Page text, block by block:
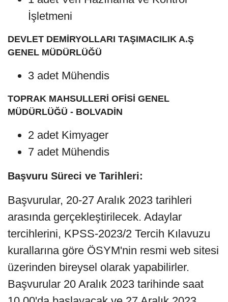
İşletmeni
DEVLET DEMİRYOLLARI TAŞIMACILIK A.Ş
GENEL MÜDÜRLÜĞÜ
3 adet Mühendis
TOPRAK MAHSULLERİ OFİSİ GENEL
MÜDÜRLÜĞÜ - BOLVADİN
2 adet Kimyager
7 adet Mühendis
Başvuru Süreci ve Tarihleri:
Başvurular, 20-27 Aralık 2023 tarihleri
arasında gerçekleştirilecek. Adaylar
tercihlerini, KPSS-2023/2 Tercih Kılavuzu
kurallarına göre ÖSYM'nin resmi web sitesi
üzerinden bireysel olarak yapabilirler.
Başvurular 20 Aralık 2023 tarihinde saat